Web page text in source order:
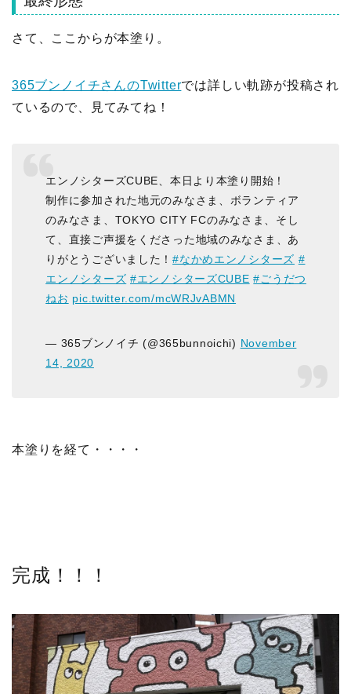
さて、ここからが本塗り。
365ブンノイチさんのTwitterでは詳しい軌跡が投稿され
ているので、見てみてね！
エンノシターズCUBE、本日より本塗り開始！
制作に参加された地元のみなさま、ボランティア
のみなさま、TOKYO CITY FCのみなさま、そし
て、直接ご声援をくださった地域のみなさま、あ
りがとうございました！#なかめエンノシターズ #
エンノシターズ #エンノシターズCUBE #ごうだつ
ねお pic.twitter.com/mcWRJvABMN
— 365ブンノイチ (@365bunnoichi) November
14, 2020
本塗りを経て・・・・
完成！！！